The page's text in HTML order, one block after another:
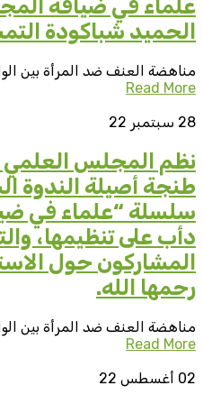
علماء في ضيافة
الحميد شباكودة
مناهضة العنف ضد المرأة بين
Read More
28 سبتمبر 22
نظم المجلس العلمي
طنجة أصيلة الندوة
سلسلة “علماء في
دأب على تنظيمها،
المشاركون حول
رحمها الله.
مناهضة العنف ضد المرأة بين
Read More
02 أغسطس 22